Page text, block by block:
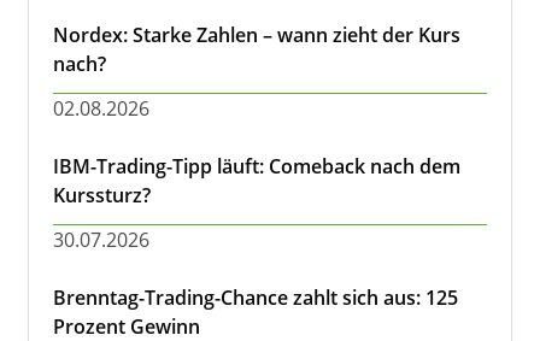
Nordex: Starke Zahlen – wann zieht der Kurs
nach?
02.08.2026
IBM-Trading-Tipp läuft: Comeback nach dem
Kurssturz?
30.07.2026
Brenntag-Trading-Chance zahlt sich aus: 125
Prozent Gewinn